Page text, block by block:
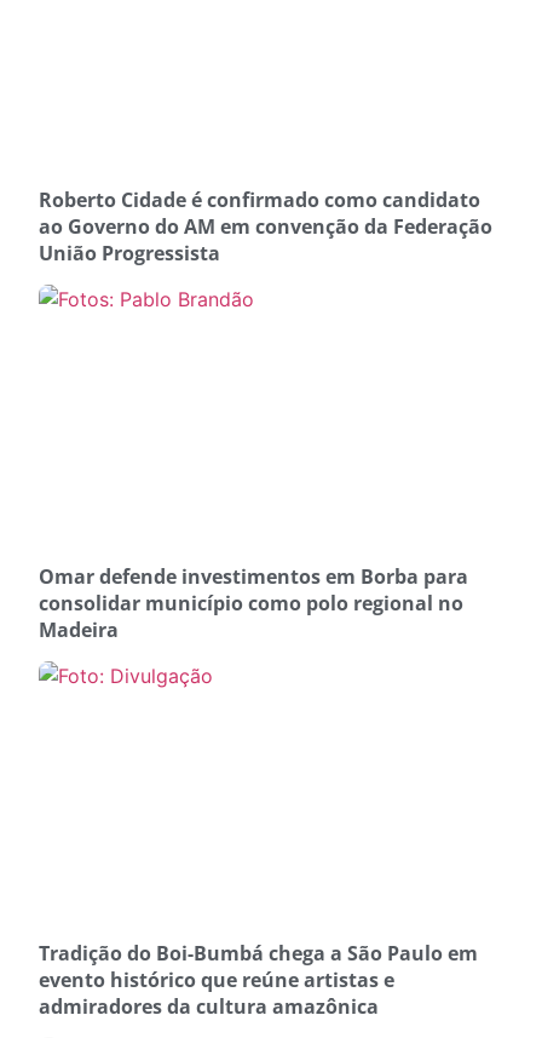
Roberto Cidade é confirmado como candidato
ao Governo do AM em convenção da Federação
União Progressista
Omar defende investimentos em Borba para
consolidar município como polo regional no
Madeira
Tradição do Boi-Bumbá chega a São Paulo em
evento histórico que reúne artistas e
admiradores da cultura amazônica